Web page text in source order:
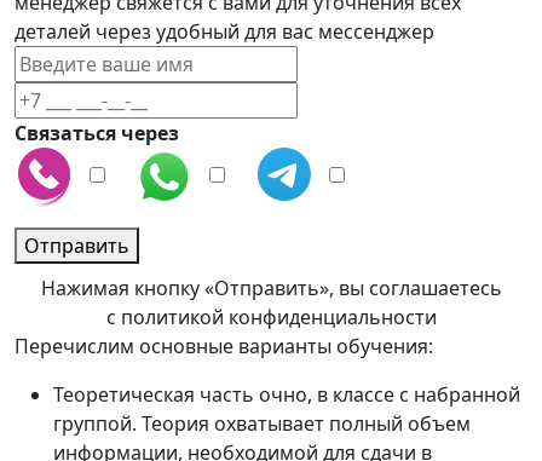
деталей через удобный для вас мессенджер
Связаться через
Отправить
Нажимая кнопку «Отправить», вы соглашаетесь
с политикой конфиденциальности
Перечислим основные варианты обучения:
Теоретическая часть очно, в классе с набранной
группой. Теория охватывает полный объем
информации, необходимой для сдачи в